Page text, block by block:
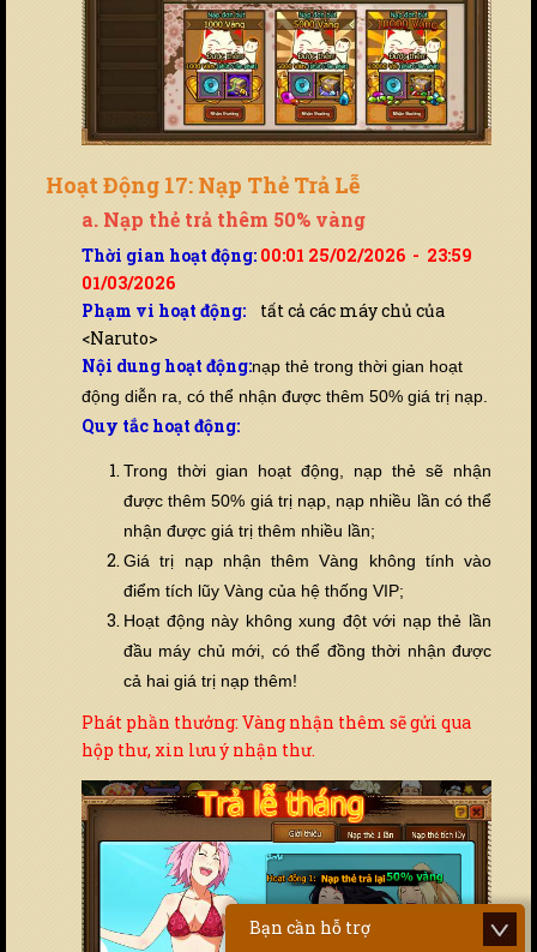
Hoạt Động 17: Nạp Thẻ Trả Lễ
a. Nạp thẻ trả thêm 50% vàng
Thời gian hoạt động: 00:01 25/02/2026 - 23:59
01/03/2026
Phạm vi hoạt động: tất cả các máy chủ của
<Naruto>
Nội dung hoạt động:nạp thẻ trong thời gian hoạt
động diễn ra, có thể nhận được thêm 50% giá trị nạp.
Quy tắc hoạt động:
Trong thời gian hoạt động, nạp thẻ sẽ nhận
được thêm 50% giá trị nạp, nạp nhiều lần có thể
nhận được giá trị thêm nhiều lần;
Giá trị nạp nhận thêm Vàng không tính vào
điểm tích lũy Vàng của hệ thống VIP;
Hoạt động này không xung đột với nạp thẻ lần
đầu máy chủ mới, có thể đồng thời nhận được
cả hai giá trị nạp thêm!
Phát phần thưởng: Vàng nhận thêm sẽ gửi qua
hộp thư, xin lưu ý nhận thư.
Bạn cần hỗ trợ